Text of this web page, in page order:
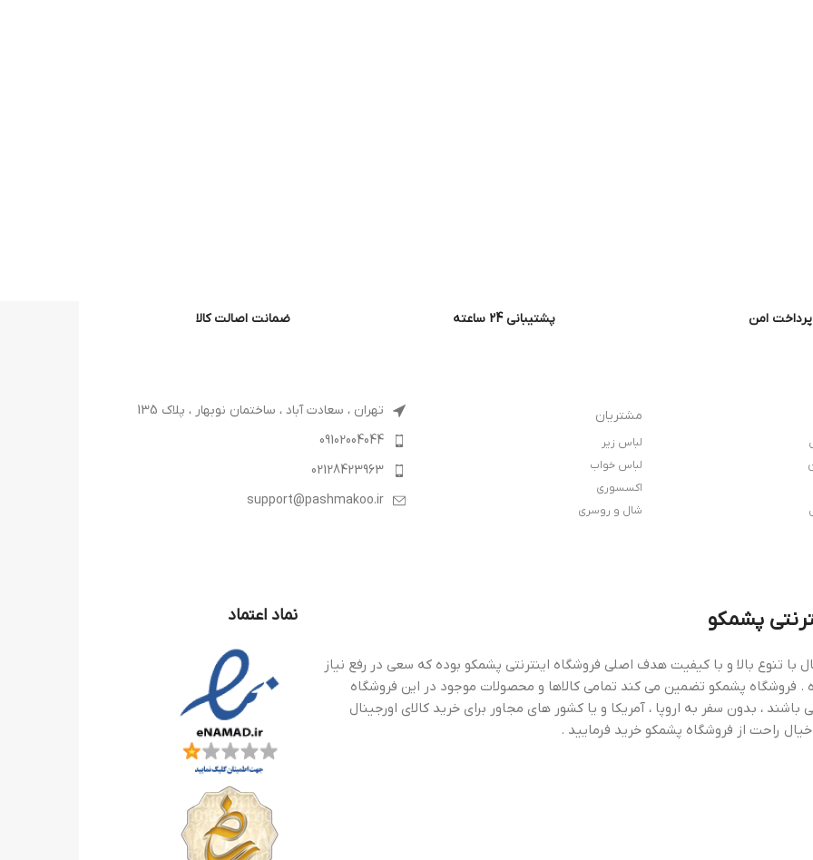
پرداخت امن پشتیبانی 24 ساعته ضمانت اصالت کالا
مشتریان
لباس زیر
لباس خواب
اکسسوری
شال و روسری
تهران ، سعادت آباد ، ساختمان نوبهار ، پلاک 135
09102004044
02128423963
support@pashmakoo.ir
پشمکو
با تنوع بالا و با کیفیت هدف اصلی فروشگاه اینترنتی پشمکو بوده که سعی در رفع نیاز
. فروشگاه پشمکو تضمین می کند تمامی کالاها و محصولات موجود در این فروشگاه
باشند ، بدون سفر به اروپا ، آمریکا و یا کشور های مجاور برای خرید کالای اورجینال
راحت از فروشگاه پشمکو خرید فرمایید .
نماد اعتماد